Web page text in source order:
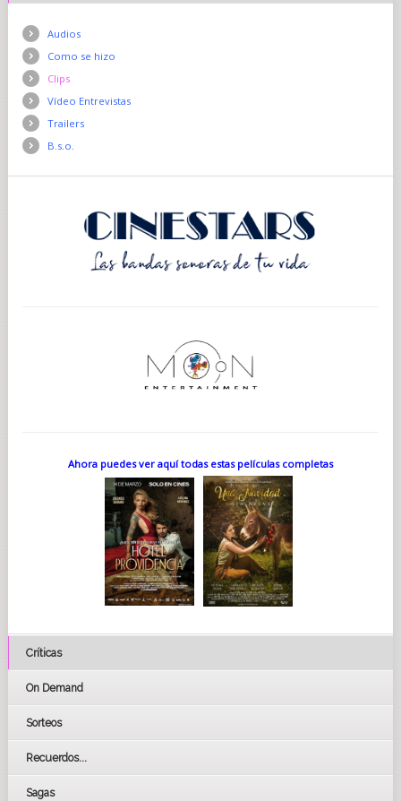
Audios
Como se hizo
Clips
Vídeo Entrevistas
Trailers
B.s.o.
Ahora puedes ver aquí todas estas películas completas
Críticas
On Demand
Sorteos
Recuerdos...
Sagas